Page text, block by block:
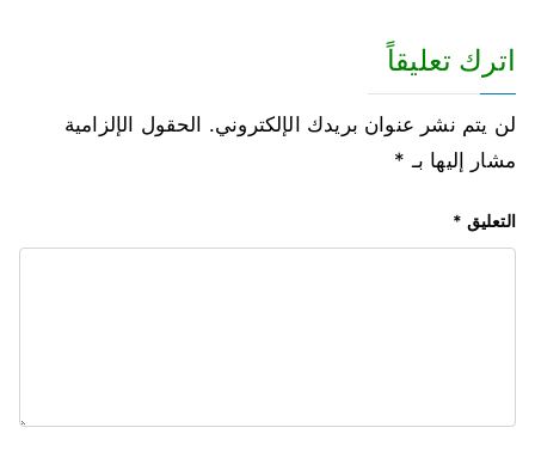
اترك تعليقاً
لن يتم نشر عنوان بريدك الإلكتروني.
الحقول الإلزامية
مشار إليها بـ *
التعليق *